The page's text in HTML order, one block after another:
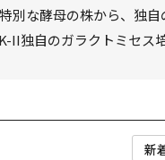
別な酵母の株から、独
II独自のガラクトミセス